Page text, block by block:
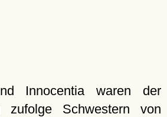
Innocentia waren der
zufolge Schwestern von